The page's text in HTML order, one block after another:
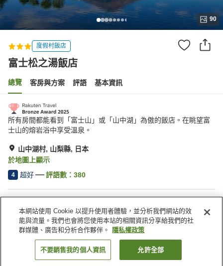
90
度假村飯店
富士松之湯飯店
總覽 客房與方案 評語 基本資訊
所有房間都能看到「富士山」或「山中湖」為傲的飯店。在眺望富
士山的熔岩浴中享受溫泉。
山中湖村, 山梨縣, 日本
於地圖上顯示
4 超好 評語數： 380
停車場
餐廳
自動販賣機
商店
日本 山梨縣 山中湖村 富士松之湯飯店
找客房
本網站使用 Cookie 以提升使用者體驗，並分析我們網站的效
能與流量。我們也會將您使用本站的相關資訊分享給我們的社
群媒體、廣告和分析合作夥伴。
隱私權政策
不要銷售我的個人資訊 允許全部